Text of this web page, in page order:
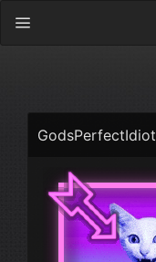
GodsPerfectIdiot